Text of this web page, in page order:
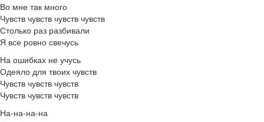
Во мне так много
Чувств чувств чувств чувств
Столько раз разбивали
Я все ровно свечусь
На ошибках не учусь
Одеяло для твоих чувств
Чувств чувств чувств
Чувств чувств чувств
На-на-на-на